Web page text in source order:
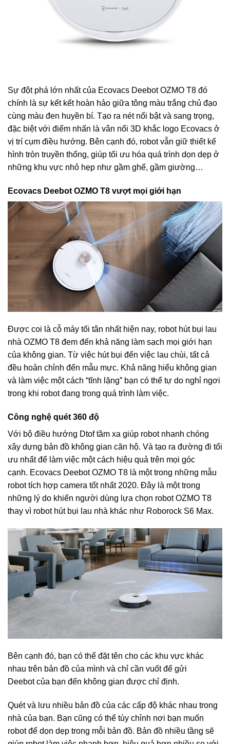
Sự đột phá lớn nhất của Ecovacs Deebot OZMO T8 đó
chính là sự kết kết hoàn hảo giữa tông màu trắng chủ đạo
cùng màu đen huyền bí. Tạo ra nét nổi bật và sang trọng,
đặc biệt với điểm nhấn là vân nổi 3D khắc logo Ecovacs ở
vị trí cụm điều hướng. Bên cạnh đó, robot vẫn giữ thiết kế
hình tròn truyền thống, giúp tối ưu hóa quá trình dọn dẹp ở
những khu vực nhỏ hẹp như gầm ghế, gầm giường…
Ecovacs Deebot OZMO T8 vượt mọi giới hạn
Được coi là cỗ máy tối tân nhất hiện nay, robot hút bụi lau
nhà OZMO T8 đem đến khả năng làm sạch mọi giới hạn
của không gian. Từ việc hút bụi đến việc lau chùi, tất cả
đều hoản chỉnh đến mẫu mực. Khả năng hiểu không gian
và làm việc một cách “tĩnh lặng” bạn có thể tự do nghỉ ngơi
trong khi robot đang trong quá trình làm việc.
Công nghệ quét 360 độ
Với bộ điều hướng Dtof tầm xa giúp robot nhanh chóng
xây dựng bản đồ không gian căn hộ. Và tạo ra đường đi tối
ưu nhất để làm việc một cách hiệu quả trên mọi góc
cạnh. Ecovacs Deebot OZMO T8 là một trong những mẫu
robot tích hợp camera tốt nhất 2020. Đây là một trong
những lý do khiến người dùng lựa chọn robot OZMO T8
thay vì robot hút bụi lau nhà khác như Roborock S6 Max.
Bên cạnh đó, bạn có thể đặt tên cho các khu vực khác
nhau trên bản đồ của mình và chỉ cần vuốt để gửi
Deebot của bạn đến không gian được chỉ định.
Quét và lưu nhiều bản đồ của các cấp độ khác nhau trong
nhà của bạn. Bạn cũng có thể tùy chỉnh nơi bạn muốn
robot để dọn dẹp trong mỗi bản đồ. Bản đồ nhiều tầng sẽ